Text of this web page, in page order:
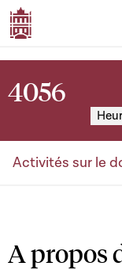
4056
Activités sur le
A propos